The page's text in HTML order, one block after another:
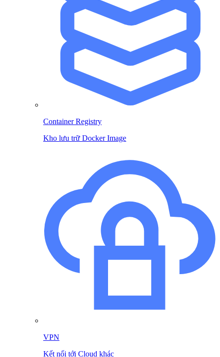
Container Registry
Kho lưu trữ Docker Image
VPN
Kết nối tới Cloud khác